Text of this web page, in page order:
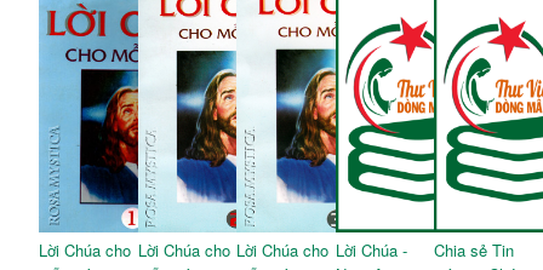
Lời Chúa cho Lời Chúa cho Lời Chúa cho Lời Chúa -
Chia sẻ Tin